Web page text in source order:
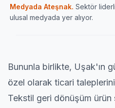
Medyada Ateşnak. Sektör
ulusal medyada yer alıyor.
Sektörün önde gelen yayın
Ulaşımın Haberi
Bununla birlikte, Uşak'ın
özel olarak ticari
Tekstil geri dönüşüm ürün